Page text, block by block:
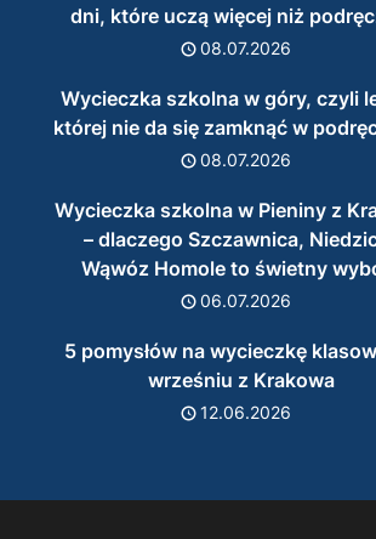
dni, które uczą więcej niż
08.07.2026
Wycieczka szkolna w góry, czyli
której nie da się zamknąć w
08.07.2026
Wycieczka szkolna w Pieniny z
– dlaczego Szczawnica,
Wąwóz Homole to świetny
06.07.2026
5 pomysłów na wycieczkę
wrześniu z Krakowa
12.06.2026